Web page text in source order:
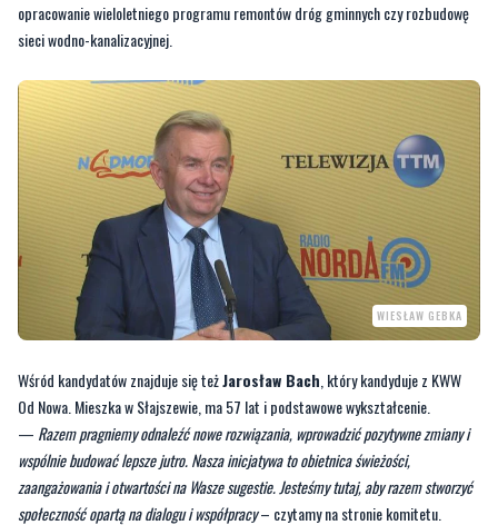
opracowanie wieloletniego programu remontów dróg gminnych czy rozbudowę
sieci wodno-kanalizacyjnej.
WIESŁAW GEBKA
Wśród kandydatów znajduje się teżJarosław Bach, który kandyduje z KWW
Od Nowa. Mieszka w Słajszewie, ma 57 lat i podstawowe wykształcenie.
— Razem pragniemy odnaleźć nowe rozwiązania, wprowadzić pozytywne zmiany i
wspólnie budować lepsze jutro. Nasza inicjatywa to obietnica świeżości,
zaangażowania i otwartości na Wasze sugestie. Jesteśmy tutaj, aby razem stworzyć
społeczność opartą na dialogu i współpracy– czytamy na stronie komitetu.